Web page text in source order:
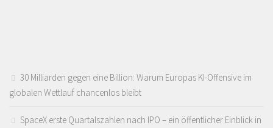
30 Milliarden gegen eine Billion: Warum Europas KI-Offensive im
globalen Wettlauf chancenlos bleibt
SpaceX erste Quartalszahlen nach IPO – ein öffentlicher Einblick in